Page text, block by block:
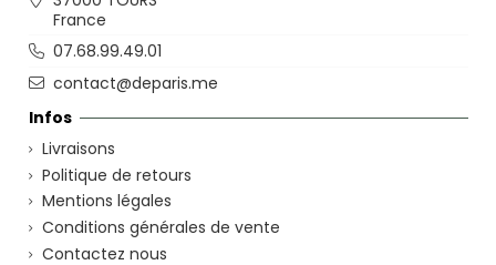
Infos
Livraisons
Politique de retours
Mentions légales
Conditions générales de vente
Contactez nous
France
07.68.99.49.01
contact@deparis.me